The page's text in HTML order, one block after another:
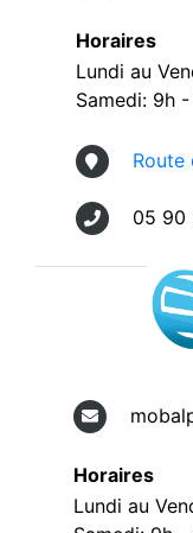
Horaires
Lundi au
Samedi: 9h
Route
05 90
Horaires
Lundi au